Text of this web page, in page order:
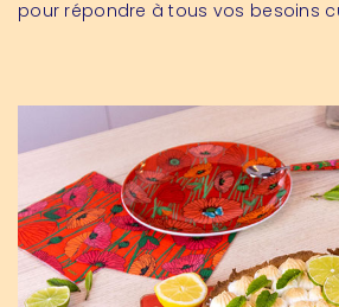
pour répondre à tous vos besoins